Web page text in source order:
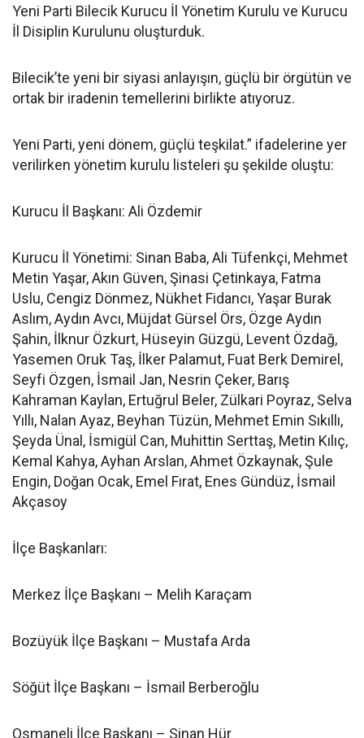
Yeni Parti Bilecik Kurucu İl Yönetim Kurulu ve Kurucu
İl Disiplin Kurulunu oluşturduk.
Bilecik’te yeni bir siyasi anlayışın, güçlü bir örgütün ve
ortak bir iradenin temellerini birlikte atıyoruz.
Yeni Parti, yeni dönem, güçlü teşkilat.” ifadelerine yer
verilirken yönetim kurulu listeleri şu şekilde oluştu:
Kurucu İl Başkanı: Ali Özdemir
Kurucu İl Yönetimi: Sinan Baba, Ali Tüfenkçi, Mehmet
Metin Yaşar, Akın Güven, Şinasi Çetinkaya, Fatma
Uslu, Cengiz Dönmez, Nükhet Fidancı, Yaşar Burak
Aslım, Aydın Avcı, Müjdat Gürsel Örs, Özge Aydın
Şahin, İlknur Özkurt, Hüseyin Güzgü, Levent Özdağ,
Yasemen Oruk Taş, İlker Palamut, Fuat Berk Demirel,
Seyfi Özgen, İsmail Jan, Nesrin Çeker, Barış
Kahraman Kaylan, Ertuğrul Beler, Zülkari Poyraz, Selva
Yıllı, Nalan Ayaz, Beyhan Tüzün, Mehmet Emin Sıkıllı,
Şeyda Ünal, İsmigül Can, Muhittin Serttaş, Metin Kılıç,
Kemal Kahya, Ayhan Arslan, Ahmet Özkaynak, Şule
Engin, Doğan Ocak, Emel Fırat, Enes Gündüz, İsmail
Akçasoy
İlçe Başkanları:
Merkez İlçe Başkanı – Melih Karaçam
Bozüyük İlçe Başkanı – Mustafa Arda
Söğüt İlçe Başkanı – İsmail Berberoğlu
Osmaneli İlçe Başkanı – Sinan Hür